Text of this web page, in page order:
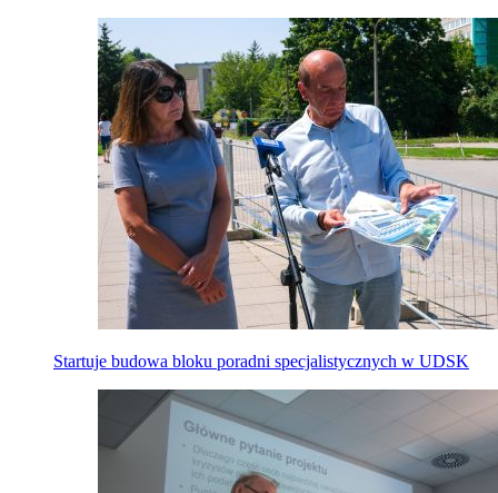
Startuje budowa bloku poradni specjalistycznych w UDSK